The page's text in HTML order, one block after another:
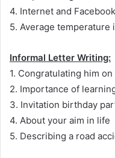
4. Internet and
5. Average temperature
Informal Letter Writing:
1. Congratulating him
2. Importance of
3. Invitation birthday
4. About your aim in life
5. Describing a road